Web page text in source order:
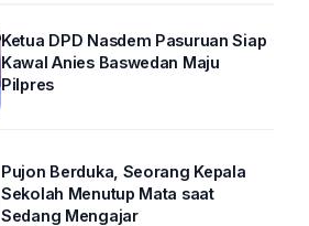
Ketua DPD Nasdem Pasuruan Siap
Kawal Anies Baswedan Maju
Pilpres
Pujon Berduka, Seorang Kepala
Sekolah Menutup Mata saat
Sedang Mengajar